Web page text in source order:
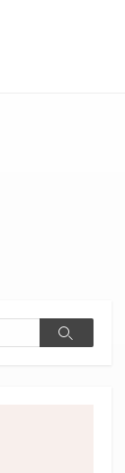
Поиск